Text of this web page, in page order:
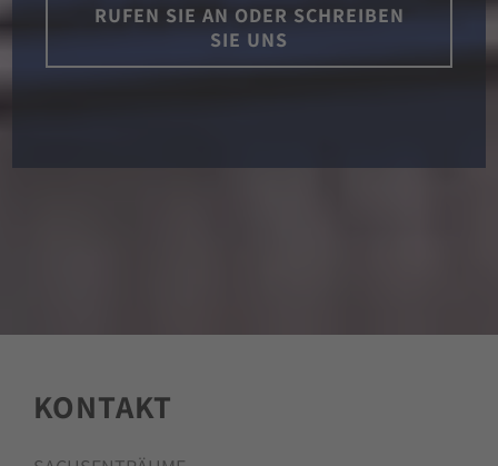
RUFEN SIE AN ODER SCHREIBEN
SIE UNS
KONTAKT